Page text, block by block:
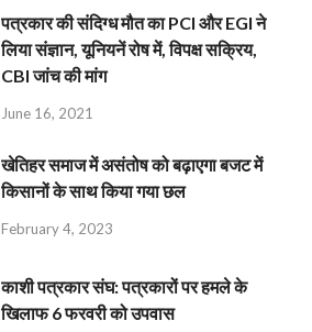
पत्रकार की संदिग्ध मौत का PCI और EGI ने
लिया संज्ञान, यूनियनें रोष में, विपक्ष सक्रिय,
CBI जांच की मांग
June 16, 2021
खेतिहर समाज में असंतोष को बढ़ाएगा बजट में
किसानों के साथ किया गया छल
February 4, 2023
काशी पत्रकार संघ: पत्रकारों पर हमले के
खिलाफ 6 फरवरी को उपवास